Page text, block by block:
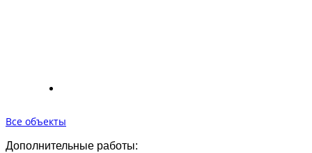
Все объекты
Дополнительные работы: